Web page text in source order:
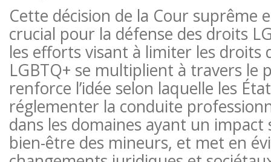
Cette décision de la Cour suprême
crucial pour la défense des droits
les efforts visant à limiter les droits
LGBTQ+ se multiplient à travers le
renforce l’idée selon laquelle les
réglementer la conduite
dans les domaines ayant un impact
bien-être des mineurs, et met en